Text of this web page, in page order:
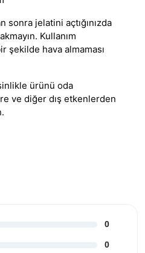
sonra jelatini açtığınızda
Kullanım
şekilde hava almaması
ürünü oda
ve diğer dış etkenlerden
0
0